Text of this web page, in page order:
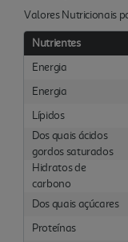
Valores Nutricionais
Nutrientes
Energia
Energia
Lípidos
Dos quais ácidos
gordos saturados
Hidratos de
carbono
Dos quais açúcares
Proteínas